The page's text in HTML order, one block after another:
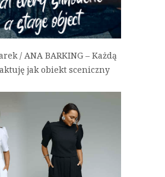
/ ANA BARKING – Każdą
jak obiekt sceniczny